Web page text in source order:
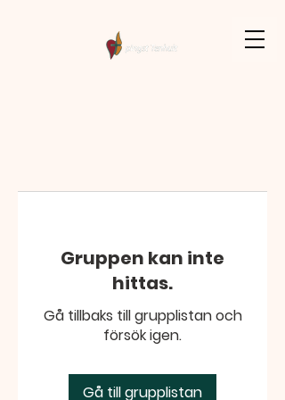
Gruppen kan inte
hittas.
Gå tillbaks till grupplistan och
försök igen.
Gå till grupplistan